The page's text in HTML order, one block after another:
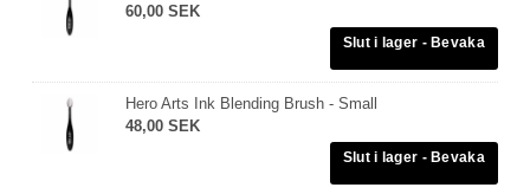
60,00 SEK
Hero Arts Ink Blending Brush - Small
48,00 SEK